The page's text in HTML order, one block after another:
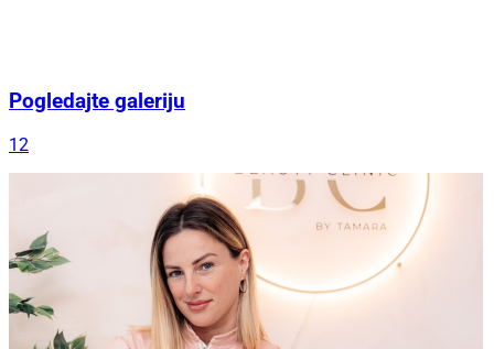
Pogledajte galeriju
12